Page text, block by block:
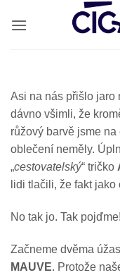
Asi na nás přišlo jaro
dávno všimli, že
růžový barvě jsme
oblečení neměly.
„cestovatelský“ tričko
lidi tlačili, že fakt
No tak jo. Tak pojďme!
Začneme dvěma
MAUVE. Protože